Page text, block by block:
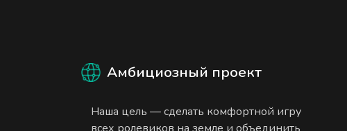
Амбициозный проект
Наша цель — сделать комфортной игру